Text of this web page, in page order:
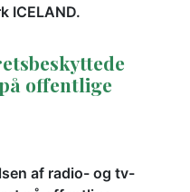
ICELAND.
offentlige
af radio- og tv-